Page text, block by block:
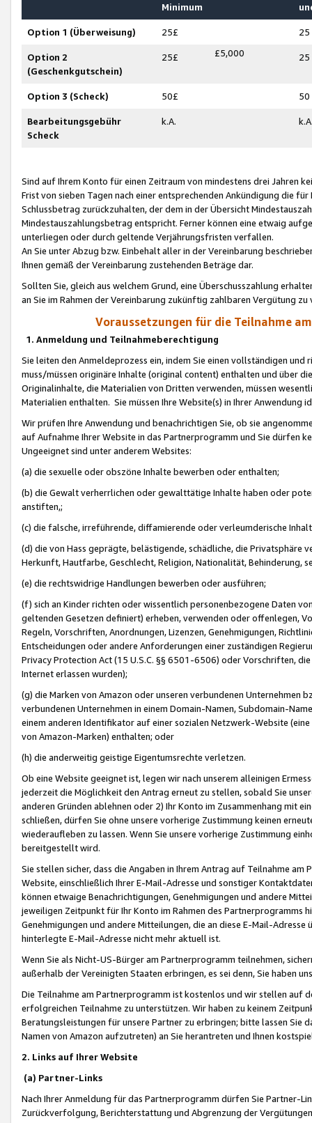
Minimum
Option 1 (Überweisung) 25£ 25
Option 2
(Geschenkgutschein)
25£ £5,000 25
Option 3 (Scheck) 50£ 50
Bearbeitungsgebühr
Scheck
k.A.
Sind auf Ihrem Konto für einen Zeitraum von mindestens drei Jahren
Frist von sieben Tagen nach einer entsprechenden Ankündigung die
Schlussbetrag zurückzuhalten, der dem in der Übersicht
Mindestauszahlungsbetrag entspricht. Ferner können eine etwaig
unterliegen oder durch geltende Verjährungsfristen verfallen.
An Sie unter Abzug bzw. Einbehalt aller in der Vereinbarung
Ihnen gemäß der Vereinbarung zustehenden Beträge dar.
Sollten Sie, gleich aus welchem Grund, eine Überschusszahlung
an Sie im Rahmen der Vereinbarung zukünftig zahlbaren Vergütung zu
Voraussetzungen für die Teilnahme
1. Anmeldung und Teilnahmeberechtigung
Sie leiten den Anmeldeprozess ein, indem Sie einen vollständigen
muss/müssen originäre Inhalte (original content) enthalten und über
Originalinhalte, die Materialien von Dritten verwenden, müssen
Materialien enthalten. Sie müssen Ihre Website(s) in Ihrer Anwendung
Wir prüfen Ihre Anwendung und benachrichtigen Sie, ob sie
auf Aufnahme Ihrer Website in das Partnerprogramm und Sie dürfen
Ungeeignet sind unter anderem Websites:
(a) die sexuelle oder obszöne Inhalte bewerben oder enthalten;
(b) die Gewalt verherrlichen oder gewalttätige Inhalte haben oder
anstiften,;
(c) die falsche, irreführende, diffamierende oder verleumderische
(d) die von Hass geprägte, belästigende, schädliche, die Privatsphäre
Herkunft, Hautfarbe, Geschlecht, Religion, Nationalität, Behinderung,
(e) die rechtswidrige Handlungen bewerben oder ausführen;
(f) sich an Kinder richten oder wissentlich personenbezogene Daten
geltenden Gesetzen definiert) erheben, verwenden oder offenlegen,
Regeln, Vorschriften, Anordnungen, Lizenzen, Genehmigungen,
Entscheidungen oder andere Anforderungen einer zuständigen
Privacy Protection Act (15 U.S.C. §§ 6501-6506) oder Vorschriften,
Internet erlassen wurden);
(g) die Marken von Amazon oder unseren verbundenen Unternehmen
verbundenen Unternehmen in einem Domain-Namen, Subdomain-
einem anderen Identifikator auf einer sozialen Netzwerk-Website
von Amazon-Marken) enthalten; oder
(h) die anderweitig geistige Eigentumsrechte verletzen.
Ob eine Website geeignet ist, legen wir nach unserem alleinigen
jederzeit die Möglichkeit den Antrag erneut zu stellen, sobald Sie
anderen Gründen ablehnen oder 2) Ihr Konto im Zusammenhang mit
schließen, dürfen Sie ohne unsere vorherige Zustimmung keinen
wiederaufleben zu lassen. Wenn Sie unsere vorherige Zustimmung
bereitgestellt wird.
Sie stellen sicher, dass die Angaben in Ihrem Antrag auf Teilnahme
Website, einschließlich Ihrer E-Mail-Adresse und sonstiger
können etwaige Benachrichtigungen, Genehmigungen und andere
jeweiligen Zeitpunkt für Ihr Konto im Rahmen des Partnerprogramms
Genehmigungen und andere Mitteilungen, die an diese E-Mail-
hinterlegte E-Mail-Adresse nicht mehr aktuell ist.
Wenn Sie als Nicht-US-Bürger am Partnerprogramm teilnehmen,
außerhalb der Vereinigten Staaten erbringen, es sei denn, Sie haben
Die Teilnahme am Partnerprogramm ist kostenlos und wir stellen auf
erfolgreichen Teilnahme zu unterstützen. Wir haben zu keinem
Beratungsleistungen für unsere Partner zu erbringen; bitte lassen Sie
Namen von Amazon aufzutreten) an Sie herantreten und Ihnen
2. Links auf Ihrer Website
(a) Partner-Links
Nach Ihrer Anmeldung für das Partnerprogramm dürfen Sie Partner-
Zurückverfolgung, Berichterstattung und Abgrenzung der